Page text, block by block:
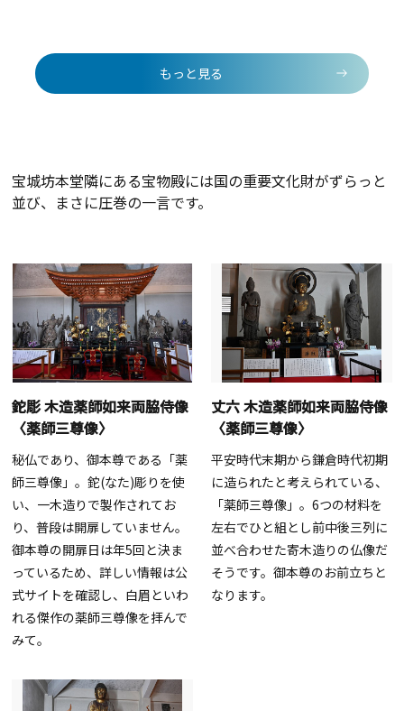
もっと見る
宝城坊本堂隣にある宝物殿には国の重要文化財がずらっと
並び、まさに圧巻の一言です。
鉈彫 木造薬師如来両脇侍像
〈薬師三尊像〉
秘仏であり、御本尊である「薬
師三尊像」。鉈(なた)彫りを使
い、一木造りで製作されてお
り、普段は開扉していません。
御本尊の開扉日は年5回と決ま
っているため、詳しい情報は公
式サイトを確認し、白眉といわ
れる傑作の薬師三尊像を拝んで
みて。
丈六 木造薬師如来両脇侍像
〈薬師三尊像〉
平安時代末期から鎌倉時代初期
に造られたと考えられている、
「薬師三尊像」。6つの材料を
左右でひと組とし前中後三列に
並べ合わせた寄木造りの仏像だ
そうです。御本尊のお前立ちと
なります。